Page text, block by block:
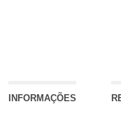
INFORMAÇÕES